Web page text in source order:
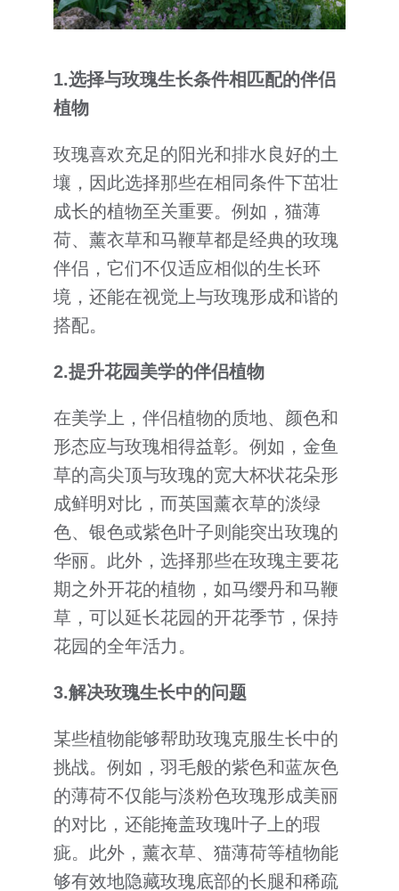
1.选择与玫瑰生长条件相匹配的伴侣
植物
玫瑰喜欢充足的阳光和排水良好的土
壤，因此选择那些在相同条件下茁壮
成长的植物至关重要。例如，猫薄
荷、薰衣草和马鞭草都是经典的玫瑰
伴侣，它们不仅适应相似的生长环
境，还能在视觉上与玫瑰形成和谐的
搭配。
2.提升花园美学的伴侣植物
在美学上，伴侣植物的质地、颜色和
形态应与玫瑰相得益彰。例如，金鱼
草的高尖顶与玫瑰的宽大杯状花朵形
成鲜明对比，而英国薰衣草的淡绿
色、银色或紫色叶子则能突出玫瑰的
华丽。此外，选择那些在玫瑰主要花
期之外开花的植物，如马缨丹和马鞭
草，可以延长花园的开花季节，保持
花园的全年活力。
3.解决玫瑰生长中的问题
某些植物能够帮助玫瑰克服生长中的
挑战。例如，羽毛般的紫色和蓝灰色
的薄荷不仅能与淡粉色玫瑰形成美丽
的对比，还能掩盖玫瑰叶子上的瑕
疵。此外，薰衣草、猫薄荷等植物能
够有效地隐藏玫瑰底部的长腿和稀疏